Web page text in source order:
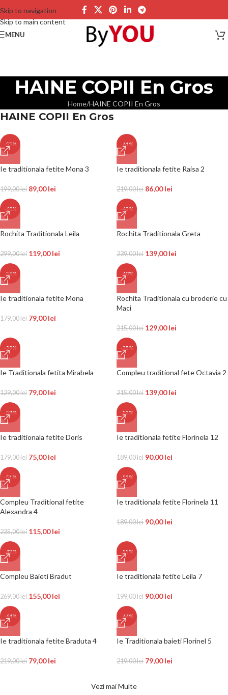
Skip to navigation
Skip to main content
MENU
HAINE COPII En Gros
Home HAINE COPII En Gros
HAINE COPII En Gros
-55%
Ie traditionala fetite Mona 3
199,00lei 89,00lei
-61%
Ie traditionala fetite Raisa 2
219,00lei 86,00lei
-60%
Rochita Traditionala Leila
299,00lei 119,00lei
-42%
Rochita Traditionala Greta
239,00lei 139,00lei
-56%
Ie traditionala fetite Mona
179,00lei 79,00lei
-40%
Rochita Traditionala cu broderie cu
Maci
215,00lei 129,00lei
-39%
Ie Traditionala fetita Mirabela
129,00lei 79,00lei
-35%
Compleu traditional fete Octavia 2
215,00lei 139,00lei
-58%
Ie traditionala fetite Doris
179,00lei 75,00lei
-52%
Ie traditionala fetite Florinela 12
189,00lei 90,00lei
-51%
Compleu Traditional fetite
Alexandra 4
235,00lei 115,00lei
-52%
Ie traditionala fetite Florinela 11
189,00lei 90,00lei
-42%
Compleu Baieti Bradut
269,00lei 155,00lei
-55%
Ie traditionala fetite Leila 7
199,00lei 90,00lei
-64%
Ie traditionala fetite Braduta 4
219,00lei 79,00lei
-64%
Ie Traditionala baieti Florinel 5
219,00lei 79,00lei
Vezi mai Multe